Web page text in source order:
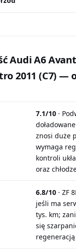
Audi A6
2011 (C7) —
7.1/10 ·
znosi duże
wymaga
kontroli
oraz
6.8/10 · ZF
jeśli ma
tys. km;
się